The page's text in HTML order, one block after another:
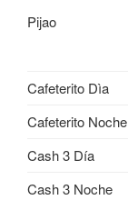
Pijao
Cafeterito Dìa
Cafeterito Noche
Cash 3 Día
Cash 3 Noche